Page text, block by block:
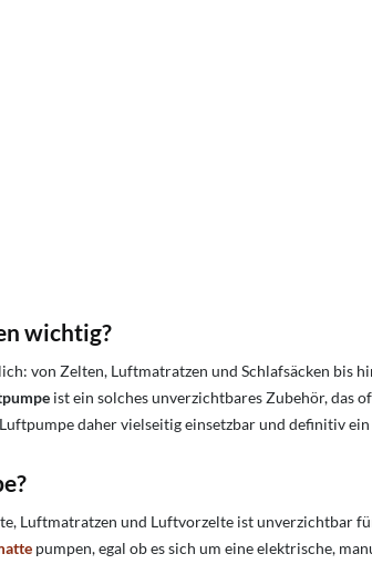
wichtig?
von Zelten, Luftmatratzen und Schlafsäcken bis
ist ein solches unverzichtbares Zubehör, das
daher vielseitig einsetzbar und definitiv
Luftmatratzen und Luftvorzelte ist
pumpen, egal ob es sich um eine elektrische,